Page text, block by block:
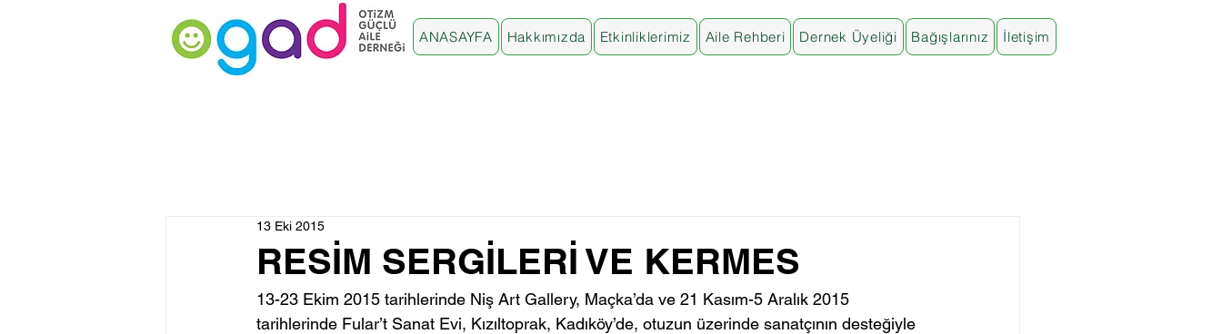
ANASAYFA Hakkımızda Etkinliklerimiz Aile Rehberi Dernek Üyeliği Bağışlarınız İletişim
RESİM SERGİLERİ VE KERMES
13 Eki 2015
13-23 Ekim 2015 tarihlerinde Niş Art Gallery, Maçka’da ve 21 Kasım-5 Aralık 2015
tarihlerinde Fular’t Sanat Evi, Kızıltoprak, Kadıköy’de, otuzun üzerinde sanatçının desteğiyle